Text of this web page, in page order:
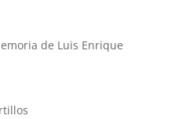
de Luis Enrique